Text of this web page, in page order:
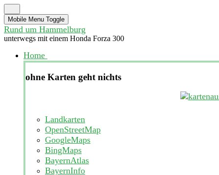
Mobile Menu Toggle
Rund um Hammelburg
unterwegs mit einem Honda Forza 300
Home
ohne Karten geht nichts
Landkarten
OpenStreetMap
GoogleMaps
BingMaps
BayernAtlas
BayernInfo